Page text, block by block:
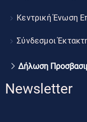
Κεντρική Ένωση
Σύνδεσμοι
Δήλωση
Newsletter